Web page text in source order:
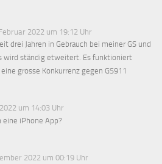
2022 um 19:12 Uhr
drei Jahren in Gebrauch bei meiner GS und
wird ständig etweitert. Es funktioniert
grosse Konkurrenz gegen GS911
um 14:03 Uhr
iPhone App?
2022 um 00:19 Uhr